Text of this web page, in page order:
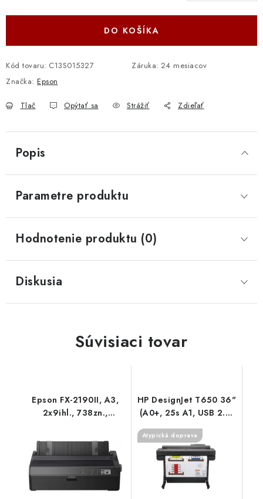
Odstúpenie od zmluvy
Formuláre na stiahnutie
Napíšte nám
DO KOŠÍKA
Kód tovaru: C13S015327 Záruka: 24 mesiacov
Značka: Epson
Tlač Opýtať sa Strážiť Zdieľať
Popis
Parametre produktu
Hodnotenie produktu (0)
Diskusia
Súvisiaci tovar
Epson FX-2190II, A3,
2x9ihl., 738zn.,
HP DesignJet T650 36"
(A0+, 25s A1, USB 2.0,
Ethernet, Wi-Fi)
5HB10D-B19
Atypická doprava